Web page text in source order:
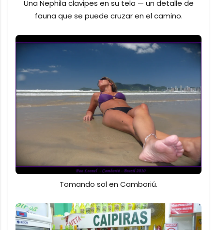
Una Nephila clavipes en su tela — un detalle de
fauna que se puede cruzar en el camino.
Tomando sol en Camboriú.